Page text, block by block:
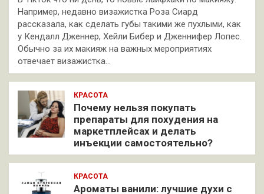
Например, недавно визажистка Роза Сиард
рассказала, как сделать губы такими же пухлыми, как
у Кендалл Дженнер, Хейли Бибер и Дженнифер Лопес.
Обычно за их макияж на важных мероприятиях
отвечает визажистка…
КРАСОТА
Почему нельзя покупать
препараты для похудения на
маркетплейсах и делать
инъекции самостоятельно?
КРАСОТА
Ароматы ванили: лучшие духи с